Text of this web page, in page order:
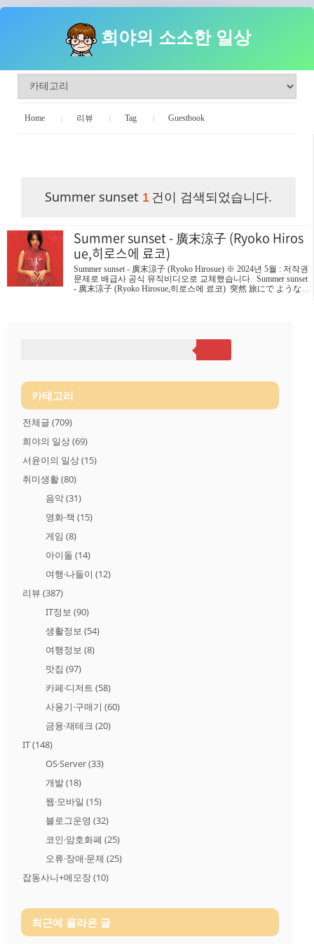
희야의 소소한 일상
Home 리뷰 Tag Guestbook
Summer sunset 1 건이 검색되었습니다.
Summer sunset - 廣末涼子 (Ryoko Hiros
ue,히로스에 료코)
Summer sunset - 廣末涼子 (Ryoko Hirosue) ※ 2024년 5월 : 저작권
문제로 배급사 공식 뮤직비디오로 교체했습니다. Summer sunset
- 廣末涼子 (Ryoko Hirosue,히로스에 료코) 突然 旅にで ようなん
레테루회색빛의 사람들속에서 흐르는 平凡 なスマイル헤이본나
스마이루평범한 웃음 たいくつなまいにちぬけだそう타이쿠츠
나마이니치누케다소우지루한 하루하루를 벗어나자고 あなたと
카테고리
전체글 (709)
희야의 일상(69)
서윤이의 일상(15)
취미생활(80)
음악(31)
영화·책 (15)
게임 (8)
아이돌 (14)
여행·나들이 (12)
리뷰 (387)
IT정보 (90)
생활정보 (54)
여행정보 (8)
맛집 (97)
카페·디저트 (58)
사용기·구매기 (60)
금융·재테크 (20)
IT(148)
OS·Server(33)
개발(18)
웹·모바일 (15)
블로그운영 (32)
코인·암호화폐 (25)
오류·장애·문제 (25)
잡동사니+메모장(10)
최근에 올라온 글